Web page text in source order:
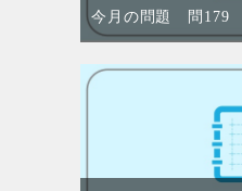
今月の問題 問179